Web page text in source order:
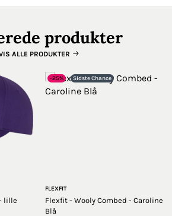
produkter
ALLE PRODUKTER
lille
-25% Sidste Chance
FLEXFIT
Flexfit - Wooly Combed - Caroline
Blå